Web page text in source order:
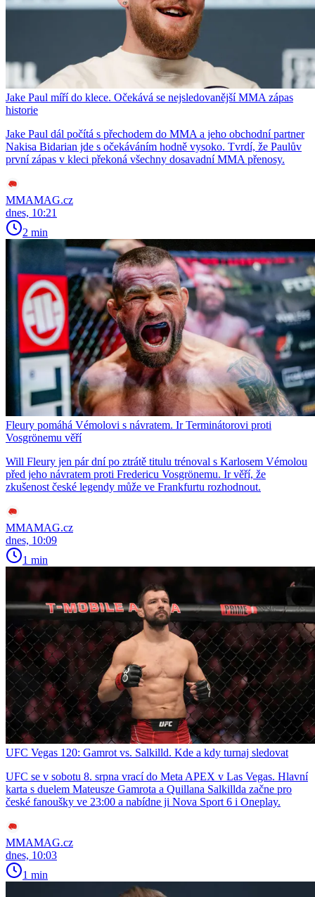
Jake Paul míří do klece. Očekává se nejsledovanější MMA zápas
historie
Jake Paul dál počítá s přechodem do MMA a jeho obchodní partner
Nakisa Bidarian jde s očekáváním hodně vysoko. Tvrdí, že Paulův
první zápas v kleci překoná všechny dosavadní MMA přenosy.
MMAMAG.cz
dnes, 10:21
2 min
Fleury pomáhá Vémolovi s návratem. Ir Terminátorovi proti
Vosgrönemu věří
Will Fleury jen pár dní po ztrátě titulu trénoval s Karlosem Vémolou
před jeho návratem proti Fredericu Vosgrönemu. Ir věří, že
zkušenost české legendy může ve Frankfurtu rozhodnout.
MMAMAG.cz
dnes, 10:09
1 min
UFC Vegas 120: Gamrot vs. Salkilld. Kde a kdy turnaj sledovat
UFC se v sobotu 8. srpna vrací do Meta APEX v Las Vegas. Hlavní
karta s duelem Mateusze Gamrota a Quillana Salkillda začne pro
české fanoušky ve 23:00 a nabídne ji Nova Sport 6 i Oneplay.
MMAMAG.cz
dnes, 10:03
1 min